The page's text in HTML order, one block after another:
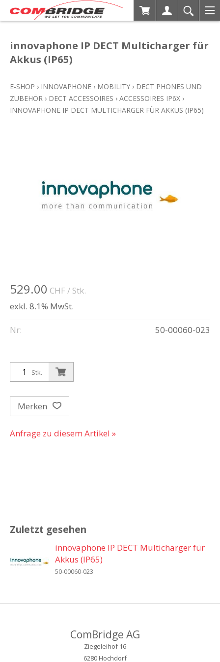
innovaphone IP DECT Multicharger für
Akkus (IP65)
E-SHOP › INNOVAPHONE › MOBILITY › DECT PHONES UND
ZUBEHÖR › DECT ACCESSOIRES › ACCESSOIRES IP6X ›
INNOVAPHONE IP DECT MULTICHARGER FÜR AKKUS (IP65)
529.00 CHF/ Stk.
exkl. 8.1% MwSt.
Nr: 50-00060-023
Stk.
Merken
Anfrage zu diesem Artikel »
Zuletzt gesehen
innovaphone IP DECT Multicharger für
Akkus (IP65)
50-00060-023
ComBridge AG
Ziegeleihof 16
6280 Hochdorf